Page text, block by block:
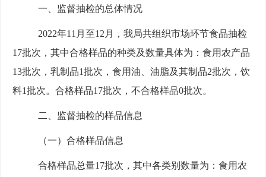
一、 监督抽检的总体情况
2022年11 月至12 月 ，我局共组织市场环节食品抽检
17批次， 其中合格样品的种类及数量具体为： 食用农产品
13批次，乳制品1批次，食用油、油脂及其制品2批次，饮
料1批次。 合格样品17批次 ， 不合格样品0批次。
二、监督抽检的样品信息
（一）合格样品信息
合格样品总量1 7批次 ，其中各类别数量为： 食用农